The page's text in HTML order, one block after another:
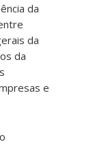
da
da
da
e